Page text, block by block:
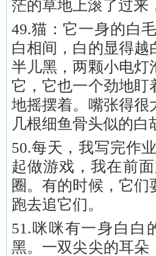
茫的草地上滚了过来
49.猫：它一身的白
白相间，白的显得越
半儿黑，两颗小电灯
它，它也一个劲地盯
地摇摆着。嘴张得很
几根细鱼骨头似的
50.每天，我写完作
起做游戏，我在前
圈。有的时候，它
跑去追它们。
51.咪咪有一身白白
黑。一双尖尖的耳朵